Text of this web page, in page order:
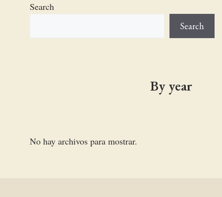
Search
Search
By year
No hay archivos para mostrar.